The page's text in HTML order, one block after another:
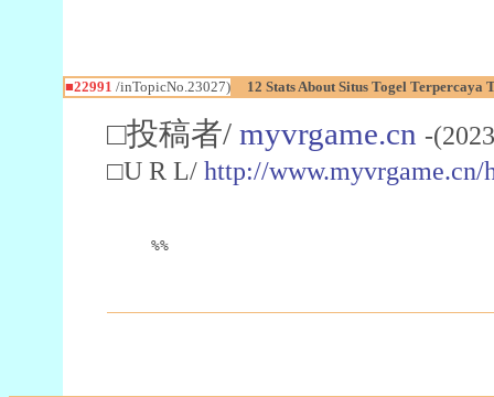
■22991 /inTopicNo.23027) 12 Stats About Situs Togel Terpercaya
□投稿者/ myvrgame.cn -
□U R L/ http://www.myvrgame.cn/
%%